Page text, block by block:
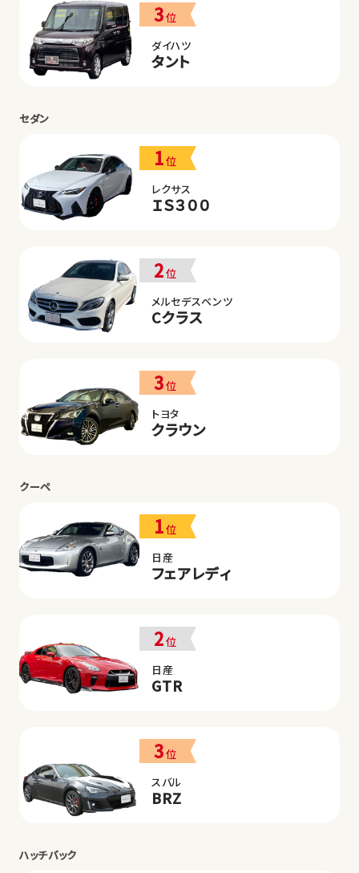
3位
ダイハツ
タント
セダン
1位
レクサス
ＩＳ３００
2位
メルセデスベンツ
Cクラス
3位
トヨタ
クラウン
クーペ
1位
日産
フェアレディ
2位
日産
GTR
3位
スバル
BRZ
ハッチバック